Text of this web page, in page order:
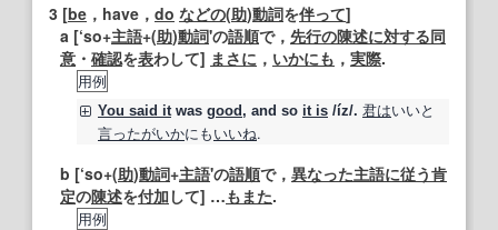
3 [be ，have， do などの(助)動詞を伴って]
a [‘so+主語+(助)動詞'の語順で， 先行の陳述に対する同
意 ・ 確認を表わして] まさに ， いかにも ， 実際.
用例
You said itwas good , and so it is /íz/. 君はいいと
言ったがいかにもいいね.
b [‘so+(助)動詞+主語'の語順で， 異なった主語に従う肯
定の陳述を付加 して] …もまた.
用例